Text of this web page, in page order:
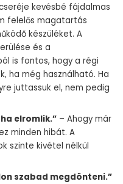
kevésbé fájdalmas
felelős magatartás
készüléket. A
és a
is fontos, hogy a régi
ha még használható. Ha
juttassuk el, nem pedig
elromlik.” – Ahogy már
minden hibát. A
szinte kivétel nélkül
szabad megdönteni.”